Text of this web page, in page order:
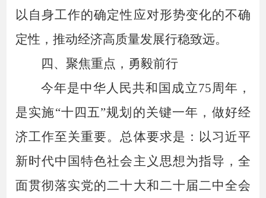
以自身工作的确定性应对形势变化的不确
定性，推动经济高质量发展行稳致远。
四、聚焦重点，勇毅前行
今年是中华人民共和国成立75周年，
是实施“十四五”规划的关键一年，做好经
济工作至关重要。总体要求是： 以习近平
新时代中国特色社会主义思想为指导，全
面贯彻落实党的二十大和二十届二中全会